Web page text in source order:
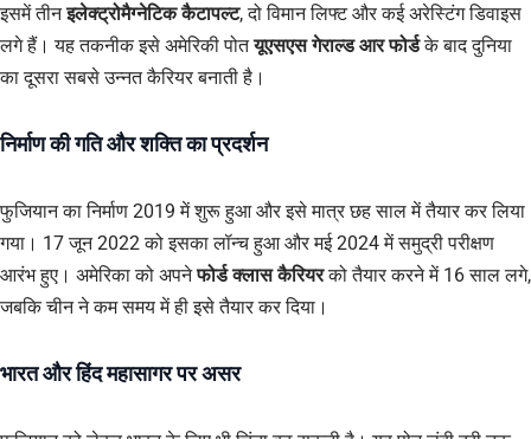
इसमें तीनइलेक्ट्रोमैग्नेटिक कैटापल्ट, दो विमान लिफ्ट और कई अरेस्टिंग डिवाइस
लगे हैं। यह तकनीक इसे अमेरिकी पोतयूएसएस गेराल्ड आर फोर्डके बाद दुनिया
का दूसरा सबसे उन्नत कैरियर बनाती है।
निर्माण की गति और शक्ति का प्रदर्शन
फुजियान का निर्माण 2019 में शुरू हुआ और इसे मात्र छह साल में तैयार कर लिया
गया। 17 जून 2022 को इसका लॉन्च हुआ और मई 2024 में समुद्री परीक्षण
आरंभ हुए। अमेरिका को अपनेफोर्ड क्लास कैरियरको तैयार करने में 16 साल लगे,
जबकि चीन ने कम समय में ही इसे तैयार कर दिया।
भारत और हिंद महासागर पर असर